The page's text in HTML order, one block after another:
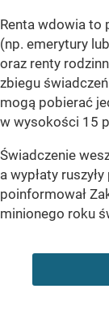
Renta wdowia to
(np. emerytury
oraz renty
zbiegu
mogą pobierać
w wysokości 15
Świadczenie
a wypłaty
poinformował
minionego roku